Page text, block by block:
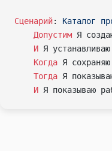
Сценарий:
Каталог
    Допустим
Я
    И
Я
    Когда
Я
    Тогда
Я
    И
Я показываю